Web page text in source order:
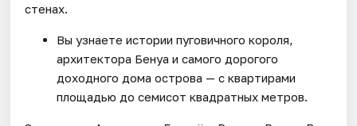
стенах.
Вы узнаете истории пуговичного короля,
архитектора Бенуа и самого дорогого
доходного дома острова — с квартирами
площадью до семисот квадратных метров.